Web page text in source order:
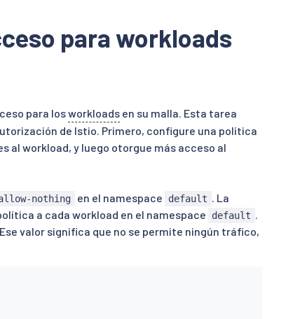
para workloads
para losworkloads en su malla. Esta tarea
de Istio. Primero, configure una política
al workload, y luego otorgue más acceso al
nothing en el namespace default . La
a cada workload en el namespace default .
valor significa que no se permite ningún tráfico,